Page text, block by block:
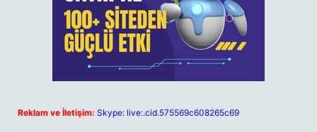
Reklam ve İletişim: Skype: live:.cid.575569c608265c69